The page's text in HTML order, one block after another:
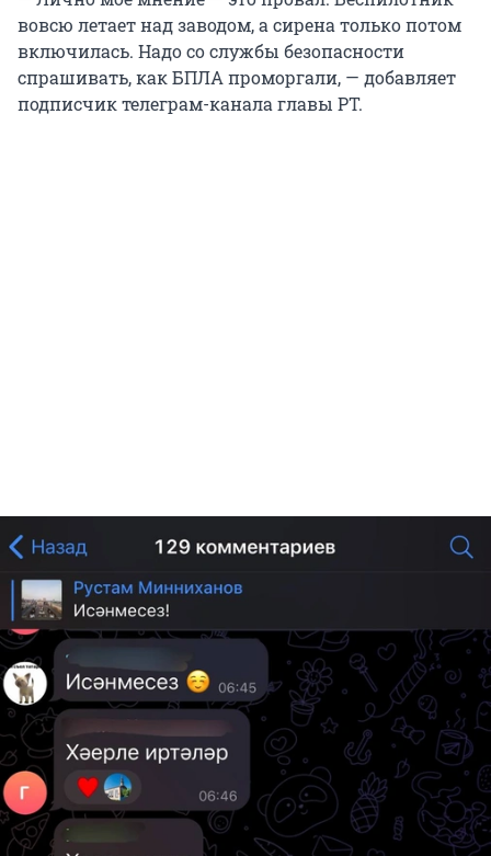
вовсю летает над заводом, а сирена только потом
включилась. Надо со службы безопасности
спрашивать, как БПЛА проморгали, — добавляет
подписчик телеграм-канала главы РТ.